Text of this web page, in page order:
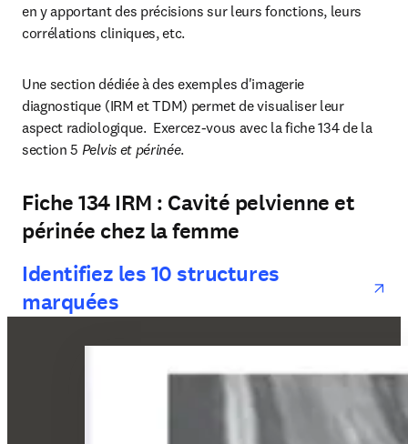
en y apportant des précisions sur leurs fonctions, leurs
corrélations cliniques, etc.
Une section dédiée à des exemples d'imagerie
diagnostique (IRM et TDM) permet de visualiser leur
aspect radiologique.  Exercez-vous avec la fiche 134 de la
section 5 Pelvis et périnée.
Fiche 134 IRM : Cavité pelvienne et
périnée chez la femme
Identifiez les 10 structures
marquées